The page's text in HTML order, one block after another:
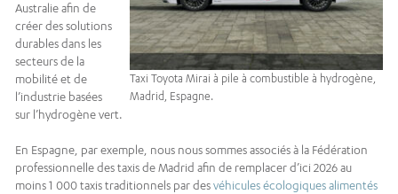
Taxi Toyota Mirai à pile à combustible à hydrogène,
Madrid, Espagne.
Australie afin de
créer des solutions
durables dans les
secteurs de la
mobilité et de
l’industrie basées
sur l’hydrogène vert.
En Espagne, par exemple, nous nous sommes associés à la Fédération
professionnelle des taxis de Madrid afin de remplacer d’ici 2026 au
moins 1 000 taxis traditionnels par desvéhicules écologiques alimentés